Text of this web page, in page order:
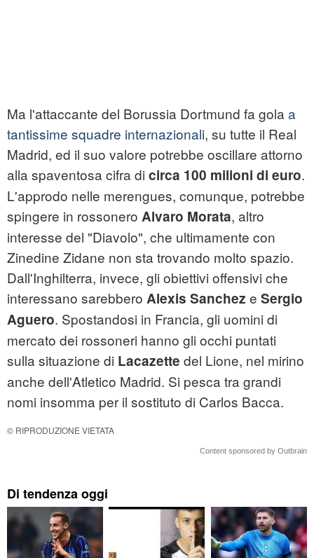
Ma l'attaccante del Borussia Dortmund fa gola a
tantissime squadre internazionali, su tutte il Real
Madrid, ed il suo valore potrebbe oscillare attorno
alla spaventosa cifra di circa 100 milioni di euro.
L'approdo nelle merengues, comunque, potrebbe
spingere in rossonero Alvaro Morata, altro
interesse del "Diavolo", che ultimamente con
Zinedine Zidane non sta trovando molto spazio.
Dall'Inghilterra, invece, gli obiettivi offensivi che
interessano sarebbero Alexis Sanchez e Sergio
Aguero. Spostandosi in Francia, gli uomini di
mercato dei rossoneri hanno gli occhi puntati
sulla situazione di Lacazette del Lione, nel mirino
anche dell'Atletico Madrid. Si pesca tra grandi
nomi insomma per il sostituto di Carlos Bacca.
© RIPRODUZIONE VIETATA
Content sponsored by Outbrain
Di tendenza oggi